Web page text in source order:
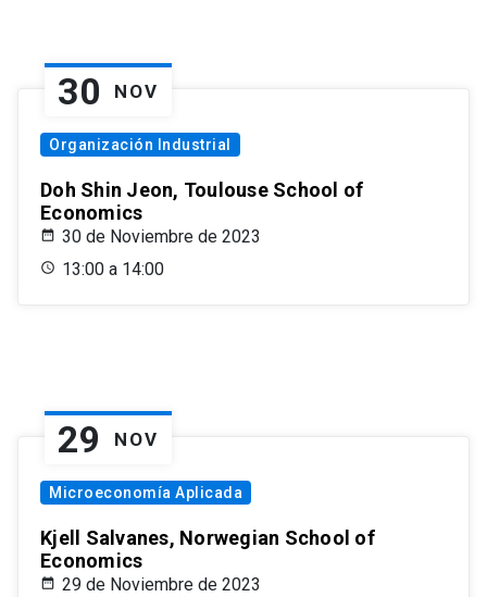
30 NOV
Organización Industrial
Doh Shin Jeon, Toulouse School of
Economics
30 de Noviembre de 2023
13:00 a 14:00
29 NOV
Microeconomía Aplicada
Kjell Salvanes, Norwegian School of
Economics
29 de Noviembre de 2023